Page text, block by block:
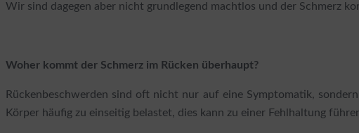
Wir sind dagegen aber nicht grundlegend machtlos und der Schmerz
Woher kommt der Schmerz im Rücken überhaupt?
Rückenbeschwerden sind oft nicht nur auf eine Symptomatik,
Körper häufig zu einseitig belastet, dies kann zu einer Fehlhaltung